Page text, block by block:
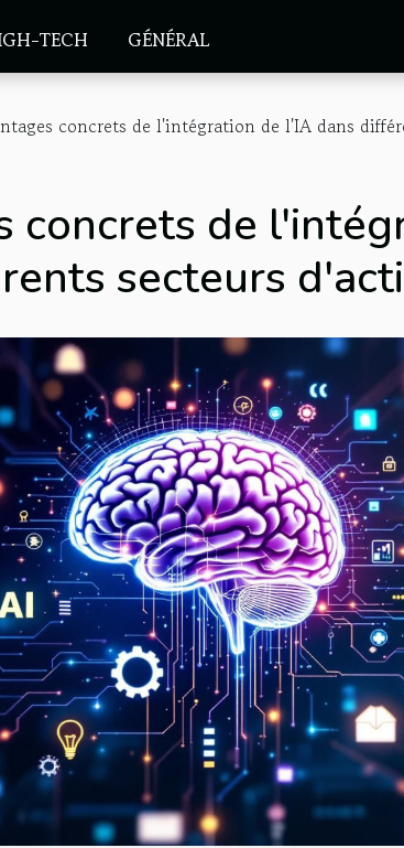
TECH GÉNÉRAL
concrets de l'intégration de l'IA dans
concrets de
secteurs